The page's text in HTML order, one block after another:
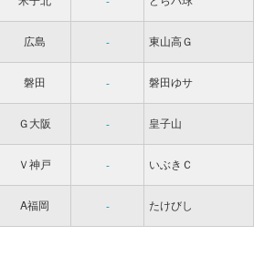
広島 - 東山高Ｇ
磐田 - 磐田ゆサ
Ｇ大阪 - 皇子山
Ｖ神戸 - いぶきＣ
A福岡 - たけびし